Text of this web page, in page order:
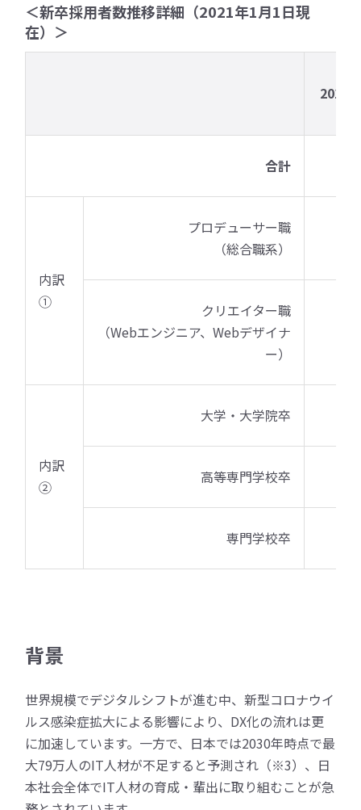
＜新卒採用者数推移詳細（2021年1月1日現
在）＞
2017
合計
内訳
①
プロデューサー職
（総合職系）
クリエイター職
（Webエンジニア、Webデザイナ
ー）
内訳
②
大学・大学院卒
高等専門学校卒
専門学校卒
背景
世界規模でデジタルシフトが進む中、新型コロナウイ
ルス感染症拡大による影響により、DX化の流れは更
に加速しています。一方で、日本では2030年時点で最
大79万人のIT人材が不足すると予測され（※3）、日
本社会全体でIT人材の育成・輩出に取り組むことが急